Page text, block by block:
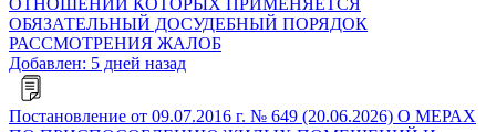
ОТНОШЕНИИ КОТОРЫХ ПРИМЕНЯЕТСЯ
ОБЯЗАТЕЛЬНЫЙ ДОСУДЕБНЫЙ ПОРЯДОК
РАССМОТРЕНИЯ ЖАЛОБ
Добавлен: 5 дней назад
Постановление от 09.07.2016 г. № 649 (20.06.2026) О МЕРАХ